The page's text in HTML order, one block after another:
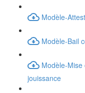
Modèle-
Modèle-Bail
Modèle-
jouissance